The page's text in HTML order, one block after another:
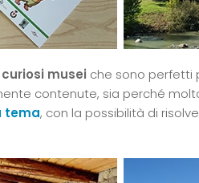
curiosi musei che sono perfetti
contenute, sia perché
tema, con la possibilità di